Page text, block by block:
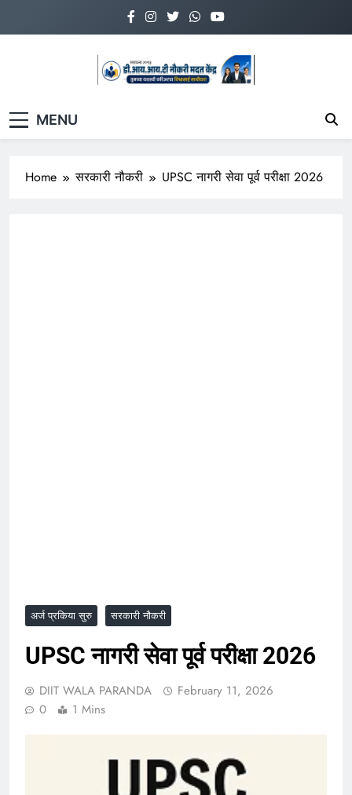
डी.आय.आय.टी.नौकरी
मदत केंद्र
MENU
Home सरकारी नौकरी UPSC नागरी सेवा पूर्व परीक्षा 2026
अर्ज प्रकिया सुरु सरकारी नौकरी
UPSC नागरी सेवा पूर्व परीक्षा 2026
DIIT WALA PARANDA
February 11, 2026
0
1 Mins